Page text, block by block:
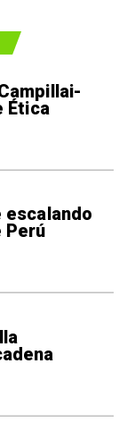
Ética
escalando
Perú